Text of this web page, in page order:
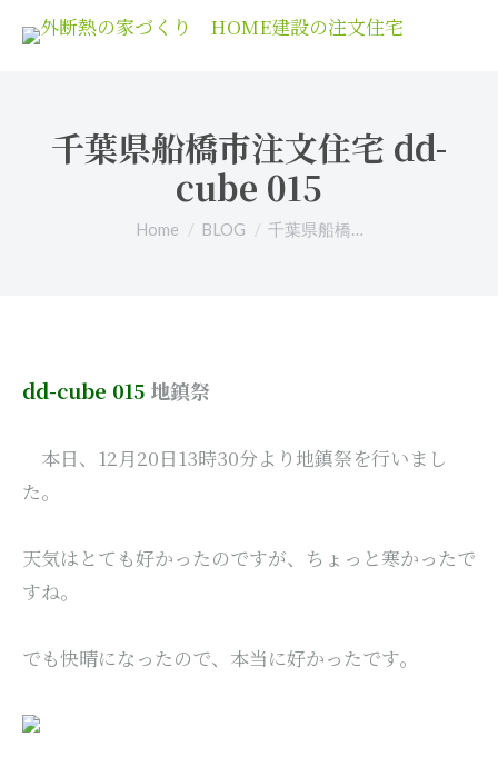
千葉県船橋市注文住宅 dd-
cube 015
You are here:
Home BLOG 千葉県船橋…
dd-cube 015 地鎮祭
本日、12月20日13時30分より地鎮祭を行いまし
た。
天気はとても好かったのですが、ちょっと寒かったで
すね。
でも快晴になったので、本当に好かったです。